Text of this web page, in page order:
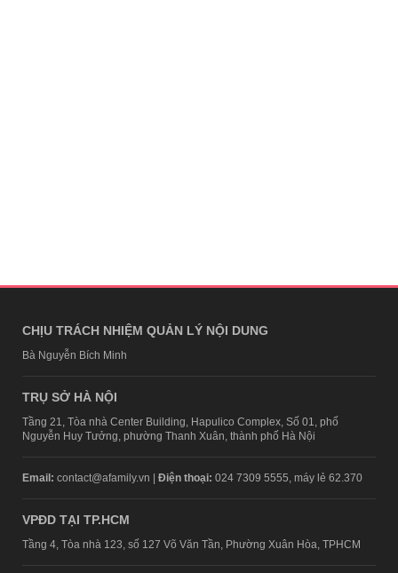
CHỊU TRÁCH NHIỆM QUẢN LÝ NỘI DUNG
Bà Nguyễn Bích Minh
TRỤ SỞ HÀ NỘI
Tầng 21, Tòa nhà Center Building, Hapulico Complex, Số 01, phố
Nguyễn Huy Tưởng, phường Thanh Xuân, thành phố Hà Nội
Email: contact@afamily.vn | Điện thoại: 024 7309 5555, máy lẻ 62.370
VPĐD TẠI TP.HCM
Tầng 4, Tòa nhà 123, số 127 Võ Văn Tần, Phường Xuân Hòa, TPHCM